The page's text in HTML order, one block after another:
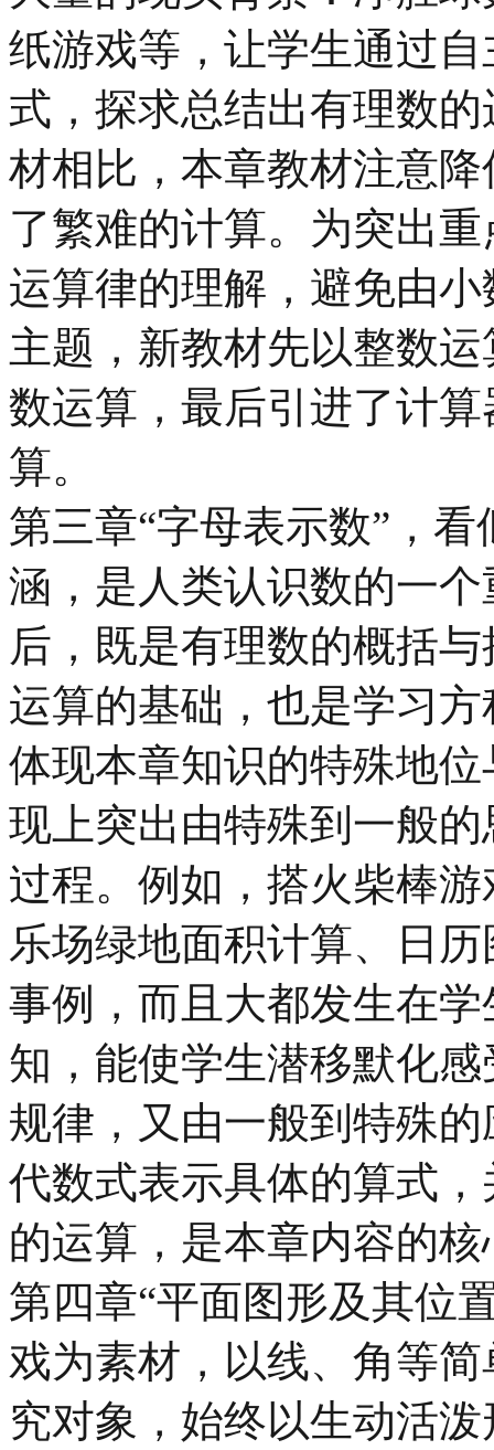
纸游戏等，让学生通过
式，探求总结出有理数
材相比，本章教材注意
了繁难的计算。为突出
运算律的理解，避免由
主题，新教材先以整数
数运算，最后引进了计
算。
第三章“字母表示数”，
涵，是人类认识数的一
后，既是有理数的概括
运算的基础，也是学习
体现本章知识的特殊地
现上突出由特殊到一般
过程。例如，搭火柴棒
乐场绿地面积计算、日
事例，而且大都发生在
知，能使学生潜移默化
规律，又由一般到特殊
代数式表示具体的算式
的运算，是本章内容的核
第四章“平面图形及其位
戏为素材，以线、角等
究对象，始终以生动活